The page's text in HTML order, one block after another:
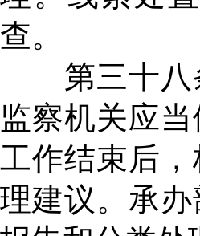
查。
第三十八条
监察机关应
工作结束后
理建议。承